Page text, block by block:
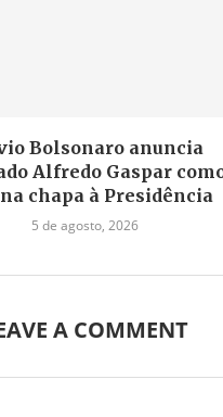
Bolsonaro anuncia
Alfredo Gaspar
chapa à Presidência
5 de agosto, 2026
A COMMENT